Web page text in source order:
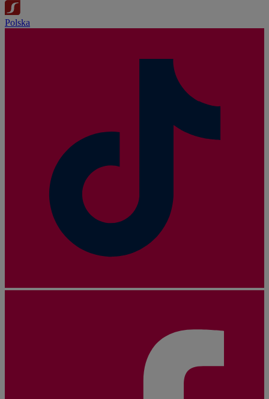
Polska